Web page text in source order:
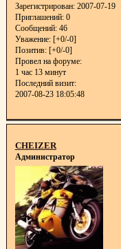
Зарегистрирован: 2007-07-19
Приглашений:0
Сообщений:46
Уважение: [+0/-0]
Позитив: [+0/-0]
Провел на форуме:
1 час 13 минут
Последний визит:
2007-08-23 18:05:48
CHEIZER
Администратор